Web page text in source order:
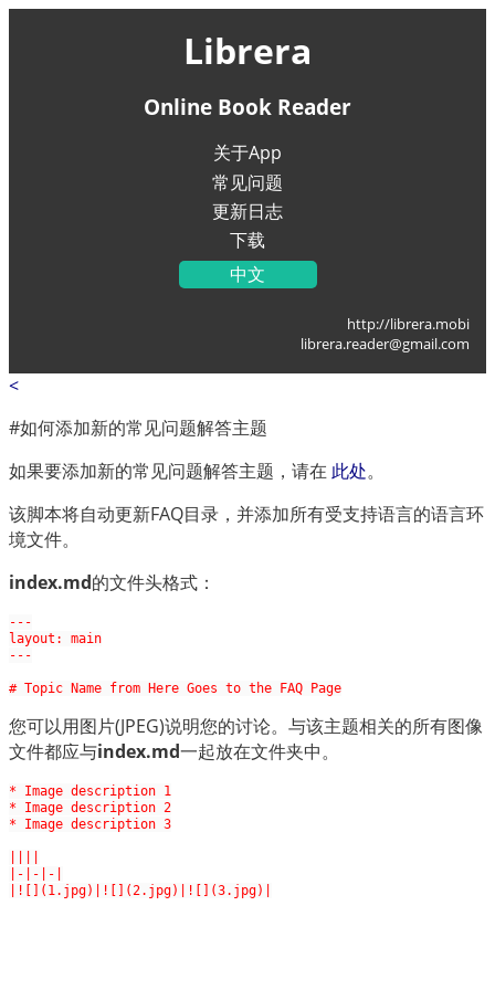
Librera
Online Book Reader
关于App
常见问题
更新日志
下载
中文
Italiano
Español
العربية
http://librera.mobi
librera.reader@gmail.com
<
#如何添加新的常见问题解答主题
如果要添加新的常见问题解答主题，请在 此处。
该脚本将自动更新FAQ目录，并添加所有受支持语言的语言环
境文件。
index.md的文件头格式：
---
layout: main
---
您可以用图片(JPEG)说明您的讨论。与该主题相关的所有图像
文件都应与index.md一起放在文件夹中。
* Image description 1
* Image description 2
* Image description 3
|-|-|-|